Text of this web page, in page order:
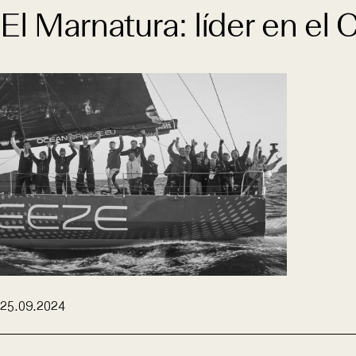
El Marnatura: líder en el
25.09.2024